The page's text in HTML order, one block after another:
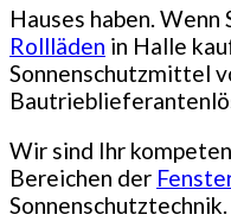
Hauses haben.
Rollläden in Halle
Sonnenschutzmittel
Wir sind Ihr
Bereichen der